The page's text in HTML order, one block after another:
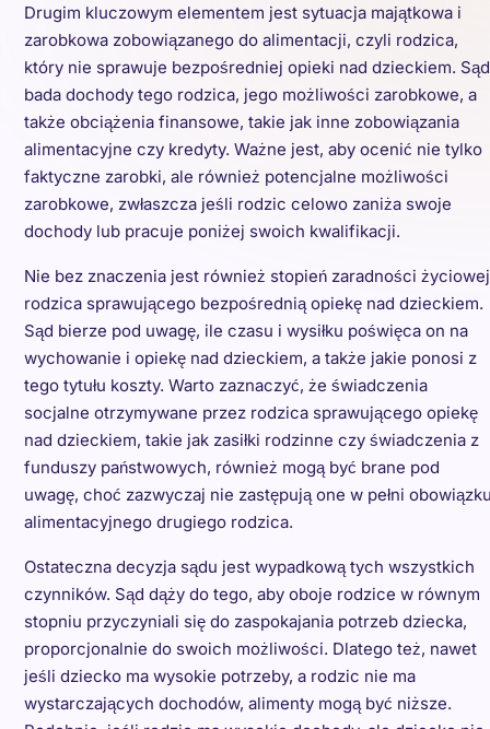
Drugim kluczowym elementem jest sytuacja majątkowa i
zarobkowa zobowiązanego do alimentacji, czyli rodzica,
który nie sprawuje bezpośredniej opieki nad dzieckiem. Sąd
bada dochody tego rodzica, jego możliwości zarobkowe, a
także obciążenia finansowe, takie jak inne zobowiązania
alimentacyjne czy kredyty. Ważne jest, aby ocenić nie tylko
faktyczne zarobki, ale również potencjalne możliwości
zarobkowe, zwłaszcza jeśli rodzic celowo zaniża swoje
dochody lub pracuje poniżej swoich kwalifikacji.
Nie bez znaczenia jest również stopień zaradności życiowej
rodzica sprawującego bezpośrednią opiekę nad dzieckiem.
Sąd bierze pod uwagę, ile czasu i wysiłku poświęca on na
wychowanie i opiekę nad dzieckiem, a także jakie ponosi z
tego tytułu koszty. Warto zaznaczyć, że świadczenia
socjalne otrzymywane przez rodzica sprawującego opiekę
nad dzieckiem, takie jak zasiłki rodzinne czy świadczenia z
funduszy państwowych, również mogą być brane pod
uwagę, choć zazwyczaj nie zastępują one w pełni
alimentacyjnego drugiego rodzica.
Ostateczna decyzja sądu jest wypadkową tych wszystkich
czynników. Sąd dąży do tego, aby oboje rodzice w równym
stopniu przyczyniali się do zaspokajania potrzeb dziecka,
proporcjonalnie do swoich możliwości. Dlatego też, nawet
jeśli dziecko ma wysokie potrzeby, a rodzic nie ma
wystarczających dochodów, alimenty mogą być niższe.